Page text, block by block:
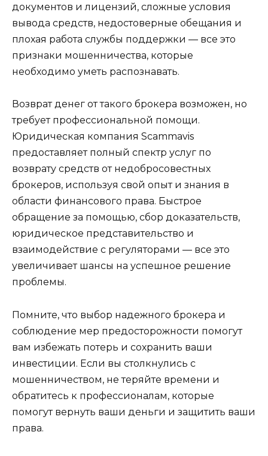
документов и лицензий, сложные условия
вывода средств, недостоверные обещания и
плохая работа службы поддержки — все это
признаки мошенничества, которые
необходимо уметь распознавать.
Возврат денег от такого брокера возможен, но
требует профессиональной помощи.
Юридическая компания Scammavis
предоставляет полный спектр услуг по
возврату средств от недобросовестных
брокеров, используя свой опыт и знания в
области финансового права. Быстрое
обращение за помощью, сбор доказательств,
юридическое представительство и
взаимодействие с регуляторами — все это
увеличивает шансы на успешное решение
проблемы.
Помните, что выбор надежного брокера и
соблюдение мер предосторожности помогут
вам избежать потерь и сохранить ваши
инвестиции. Если вы столкнулись с
мошенничеством, не теряйте времени и
обратитесь к профессионалам, которые
помогут вернуть ваши деньги и защитить ваши
права.